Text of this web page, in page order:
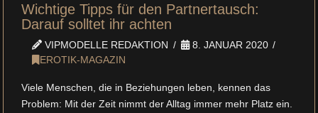
Wichtige Tipps für den Partnertausch:
Darauf solltet ihr achten
VIPMODELLE REDAKTION
8. JANUAR 2020
EROTIK-MAGAZIN
Viele Menschen, die in Beziehungen leben, kennen das
Problem: Mit der Zeit nimmt der Alltag immer mehr Platz ein.